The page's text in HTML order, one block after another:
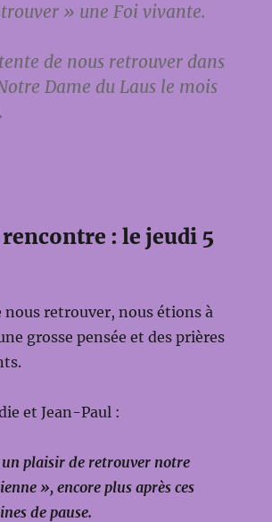
» une Foi vivante.
de nous retrouver dans
Dame du Laus le mois
: le jeudi 5
retrouver, nous étions à
grosse pensée et des prières
et Jean-Paul :
un plaisir de retrouver notre
», encore plus après ces
de pause.